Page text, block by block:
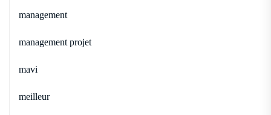
management
management projet
mavi
meilleur